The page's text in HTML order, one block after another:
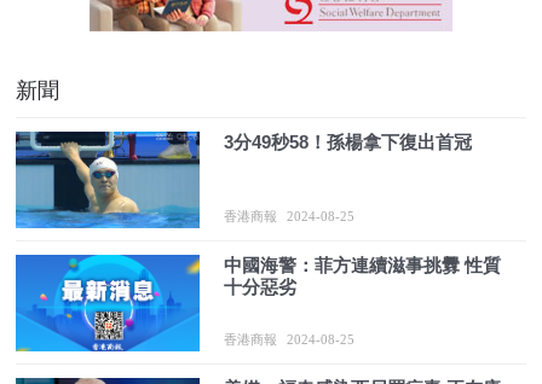
新聞
3分49秒58！孫楊拿下復出首冠
香港商報 2024-08-25
中國海警：菲方連續滋事挑釁 性質
十分惡劣
香港商報 2024-08-25